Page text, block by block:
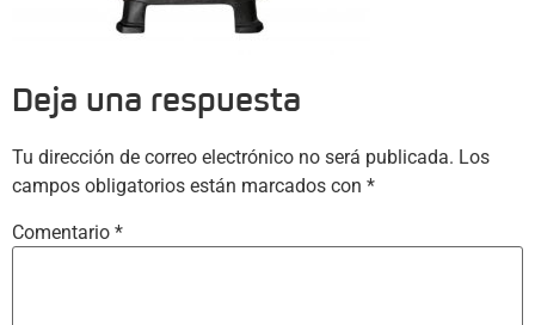
Deja una respuesta
Tu dirección de correo electrónico no será publicada. Los
campos obligatorios están marcados con *
Comentario *